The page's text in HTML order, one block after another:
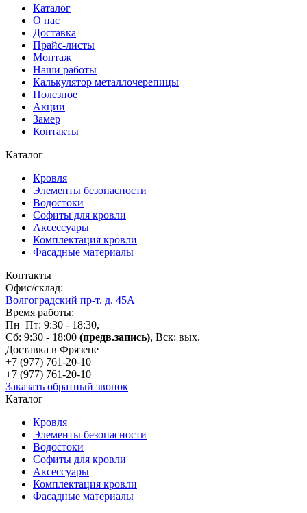
Каталог
О нас
Доставка
Прайс-листы
Монтаж
Наши работы
Калькулятор металлочерепицы
Полезное
Акции
Замер
Контакты
Каталог
Кровля
Элементы безопасности
Водостоки
Софиты для кровли
Аксессуары
Комплектация кровли
Фасадные материалы
Контакты
Офис/склад:
Волгоградский пр-т. д. 45А
Время работы:
Пн–Пт: 9:30 - 18:30,
Сб: 9:30 - 18:00 (предв.запись), Вск: вых.
Доставка в Фрязене
+7 (977) 761-20-10
+7 (977) 761-20-10
Заказать обратный звонок
Каталог
Кровля
Элементы безопасности
Водостоки
Софиты для кровли
Аксессуары
Комплектация кровли
Фасадные материалы